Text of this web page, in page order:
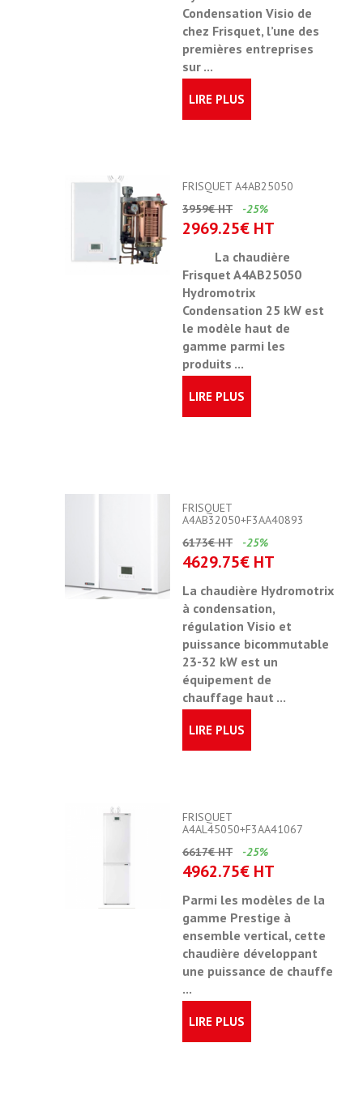
Condensation Visio de
chez Frisquet, l’une des
premières entreprises
sur ...
LIRE PLUS
FRISQUET A4AB25050
3959€ HT
-25%
2969.25€ HT
La chaudière
Frisquet A4AB25050
Hydromotrix
Condensation 25 kW est
le modèle haut de
gamme parmi les
produits ...
LIRE PLUS
FRISQUET
A4AB32050+F3AA40893
6173€ HT
-25%
4629.75€ HT
La chaudière Hydromotrix
à condensation,
régulation Visio et
puissance bicommutable
23-32 kW est un
équipement de
chauffage haut ...
LIRE PLUS
FRISQUET
A4AL45050+F3AA41067
6617€ HT
-25%
4962.75€ HT
Parmi les modèles de la
gamme Prestige à
ensemble vertical, cette
chaudière développant
une puissance de chauffe
...
LIRE PLUS